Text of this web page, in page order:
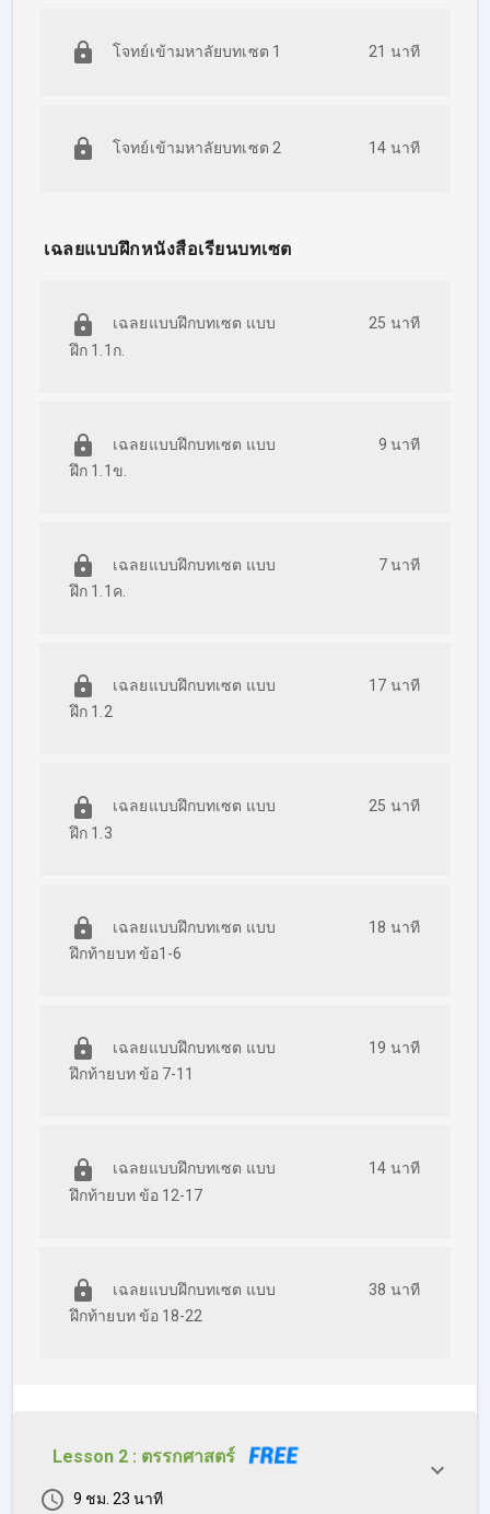
โจทย์เข้ามหาลัยบทเซต 1 21 นาที
โจทย์เข้ามหาลัยบทเซต 2 14 นาที
เฉลยแบบฝึกหนังสือเรียนบทเซต
เฉลยแบบฝึกบทเซต แบบ
ฝึก 1.1ก.
25 นาที
เฉลยแบบฝึกบทเซต แบบ
ฝึก 1.1ข.
9 นาที
เฉลยแบบฝึกบทเซต แบบ
ฝึก 1.1ค.
7 นาที
เฉลยแบบฝึกบทเซต แบบ
ฝึก 1.2
17 นาที
เฉลยแบบฝึกบทเซต แบบ
ฝึก 1.3
25 นาที
เฉลยแบบฝึกบทเซต แบบ
ฝึกท้ายบท ข้อ1-6
18 นาที
เฉลยแบบฝึกบทเซต แบบ
ฝึกท้ายบท ข้อ 7-11
19 นาที
เฉลยแบบฝึกบทเซต แบบ
ฝึกท้ายบท ข้อ 12-17
14 นาที
เฉลยแบบฝึกบทเซต แบบ
ฝึกท้ายบท ข้อ 18-22
38 นาที
Lesson 2 : ตรรกศาสตร์
9 ชม. 23 นาที